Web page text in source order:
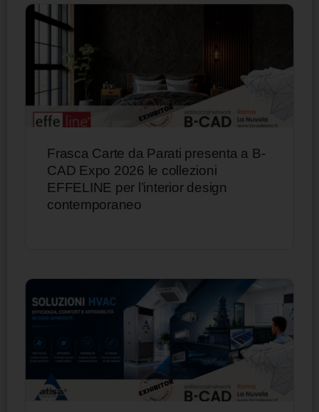
Frasca Carte da Parati presenta a B-
CAD Expo 2026 le collezioni
EFFELINE per l’interior design
contemporaneo